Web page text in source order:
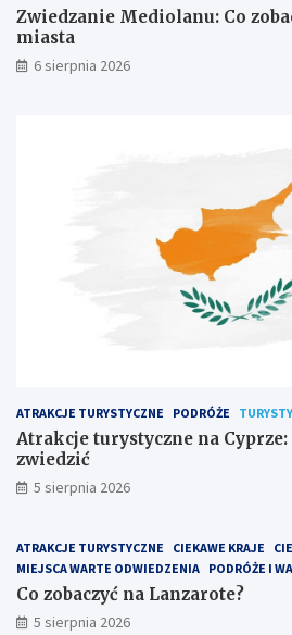
Zwiedzanie Mediolanu: Co
miasta
6 sierpnia 2026
ATRAKCJE TURYSTYCZNE PODRÓŻE
Atrakcje turystyczne na Cyprze:
zwiedzić
5 sierpnia 2026
ATRAKCJE TURYSTYCZNE CIEKAWE KRAJE
MIEJSCA WARTE ODWIEDZENIA PODRÓŻE I
Co zobaczyć na Lanzarote?
5 sierpnia 2026